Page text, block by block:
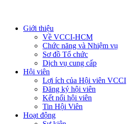
Giới thiệu
Về VCCI-HCM
Chức năng và Nhiệm vụ
Sơ đồ Tổ chức
Dịch vụ cung cấp
Hội viên
Lợi ích của Hội viên VCCI
Đăng ký hội viên
Kết nối hội viên
Tin Hội Viên
Hoạt động